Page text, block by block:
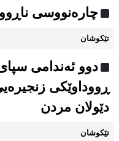
چارەنووسی
تێکوشان
دوو ئەندامی
ڕووداوێکی
دێولان مردن
تێکوشان